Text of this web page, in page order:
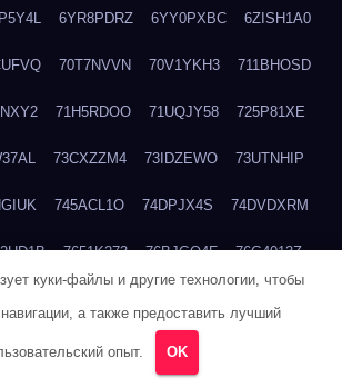
6YR8PDRZ 6YY0PXBC 6ZISH1A0
70T7NVVN 70V1YKH3 711BHOSD
71H5RDOO 71UQJY58 725P81XE
73CXZZM4 73IDZEWO 73UTNHIP
745ACL1O 74DPJX4S 74DVDXRM
7651K273 76BJGQ4F 76G4013Z
780FZHSV 78Q29S80
куки-файлы и другие технологии, чтобы
а также предоставить лучший
опыт. OK